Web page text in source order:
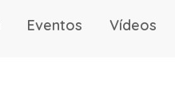
Eventos Vídeos